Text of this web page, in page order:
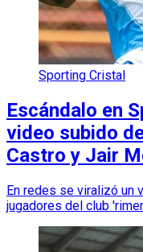
Sporting Cristal
Escándalo en
video subido
Castro y Jair
En redes se viralizó un
jugadores del club